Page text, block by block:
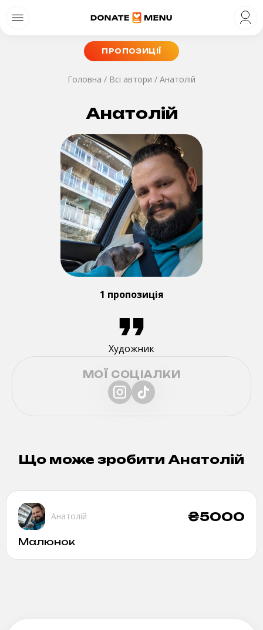
ПРОПОЗИЦІЇ
Головна / Всі автори / Анатолій
Анатолій
Художник
1 пропозиція
МОЇ СОЦІАЛКИ
Що може зробити Анатолій
Анатолій
Малюнок
₴5000